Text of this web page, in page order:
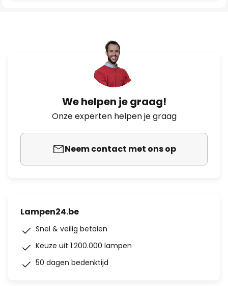
We helpen je graag!
Onze experten helpen je graag
Neem contact met ons op
Lampen24.be
Snel & veilig betalen
Keuze uit 1.200.000 lampen
50 dagen bedenktijd